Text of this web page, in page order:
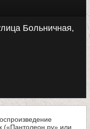
Больничная,
(«Пантолеон.ру» или